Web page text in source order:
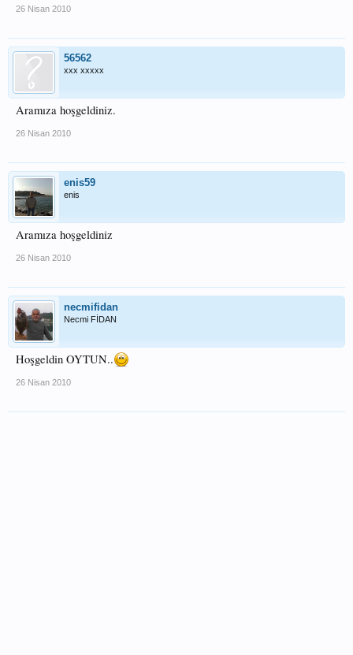
26 Nisan 2010
56562
xxx xxxxx
Aramıza hoşgeldiniz.
26 Nisan 2010
enis59
enis
Aramıza hoşgeldiniz
26 Nisan 2010
necmifidan
Necmi FİDAN
Hoşgeldin OYTUN..
26 Nisan 2010